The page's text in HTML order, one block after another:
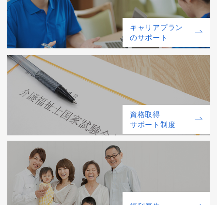
キャリアプラン
のサポート
資格取得
サポート制度